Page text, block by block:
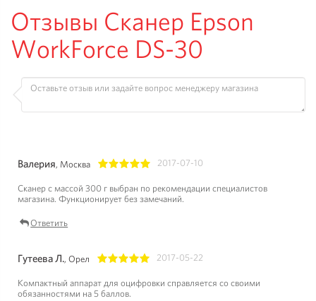
Отзывы Сканер Epson
WorkForce DS-30
Валерия, Москва 2017-07-10
Сканер с массой 300 г выбран по рекомендации специалистов
магазина. Функционирует без замечаний.
Ответить
Гутеева Л., Орел 2017-05-22
Компактный аппарат для оцифровки справляется со своими
обязанностями на 5 баллов.